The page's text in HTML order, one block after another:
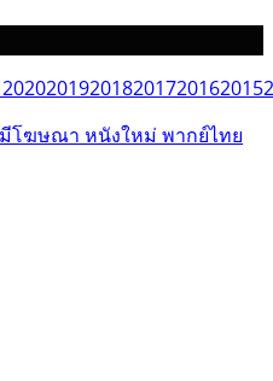
202020192018201720162015